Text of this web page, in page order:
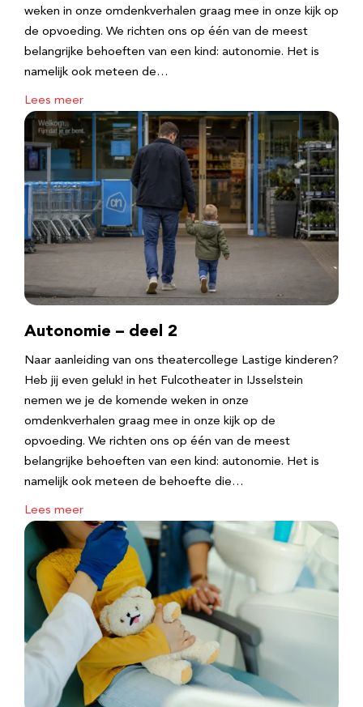
weken in onze omdenkverhalen graag mee in onze kijk op
de opvoeding. We richten ons op één van de meest
belangrijke behoeften van een kind: autonomie. Het is
namelijk ook meteen de…
Lees meer
Autonomie – deel 2
Naar aanleiding van ons theatercollege Lastige kinderen?
Heb jij even geluk! in het Fulcotheater in IJsselstein
nemen we je de komende weken in onze
omdenkverhalen graag mee in onze kijk op de
opvoeding. We richten ons op één van de meest
belangrijke behoeften van een kind: autonomie. Het is
namelijk ook meteen de behoefte die…
Lees meer